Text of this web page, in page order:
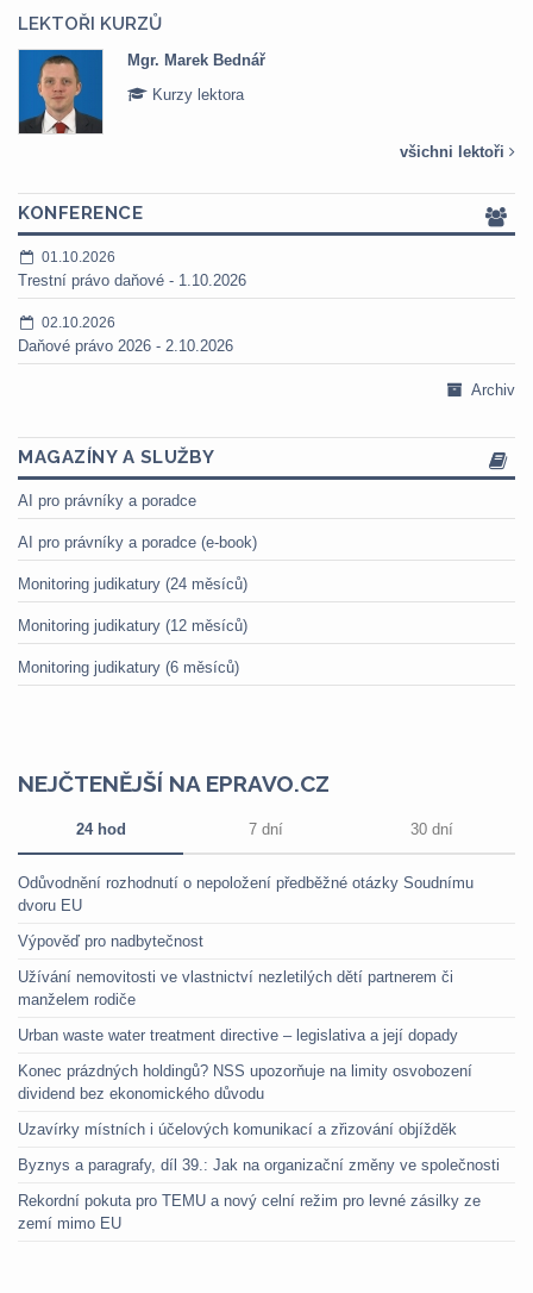
LEKTOŘI KURZŮ
Mgr. Marek Bednář
Kurzy lektora
všichni lektoři
KONFERENCE
01.10.2026
Trestní právo daňové - 1.10.2026
02.10.2026
Daňové právo 2026 - 2.10.2026
Archiv
MAGAZÍNY A SLUŽBY
AI pro právníky a poradce
AI pro právníky a poradce (e-book)
Monitoring judikatury (24 měsíců)
Monitoring judikatury (12 měsíců)
Monitoring judikatury (6 měsíců)
NEJČTENĚJŠÍ NA EPRAVO.CZ
24 hod 7 dní 30 dní
Odůvodnění rozhodnutí o nepoložení předběžné otázky Soudnímu
dvoru EU
Výpověď pro nadbytečnost
Užívání nemovitosti ve vlastnictví nezletilých dětí partnerem či
manželem rodiče
Urban waste water treatment directive – legislativa a její dopady
Konec prázdných holdingů? NSS upozorňuje na limity osvobození
dividend bez ekonomického důvodu
Uzavírky místních i účelových komunikací a zřizování objížděk
Byznys a paragrafy, díl 39.: Jak na organizační změny ve společnosti
Rekordní pokuta pro TEMU a nový celní režim pro levné zásilky ze
zemí mimo EU